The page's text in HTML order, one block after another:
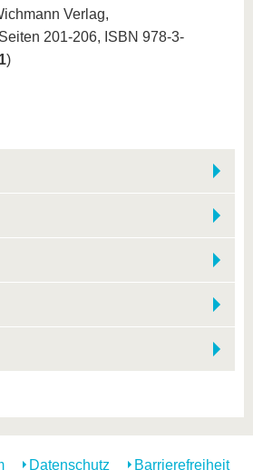
Verlag,
201-206, ISBN 978-3-
)
Datenschutz Barrierefreiheit